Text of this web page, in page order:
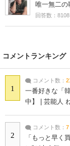
唯一無二の
回答数：8108
コメントランキング
1
コメント数：
一番好きな「
中】 | 芸能人
2
コメント数： 7
「もっと早く